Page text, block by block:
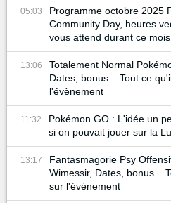
05:03
Programme octobre 2025
Community Day, heures
vous attend durant ce
13:06
Totalement Normal
Dates, bonus... Tout ce
l'évènement
11:32
Pokémon GO : L'idée un
si on pouvait jouer sur la
13:17
Fantasmagorie Psy
Wimessir, Dates, bonus...
sur l'évènement